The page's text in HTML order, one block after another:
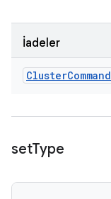
İadeler
ClusterCommand
setType